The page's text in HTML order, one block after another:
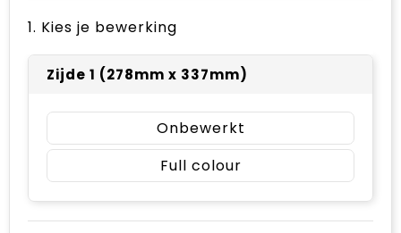
1. Kies je bewerking
Zijde 1 (278mm x 337mm)
Onbewerkt
Full colour